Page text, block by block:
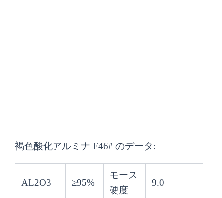
褐色酸化アルミナ F46# のデータ:
AL2O3 ≥95%
モース
硬度
9.0